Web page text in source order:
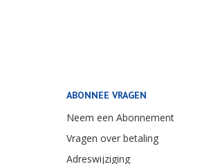
ABONNEE VRAGEN
Neem een Abonnement
Vragen over betaling
Adreswijziging